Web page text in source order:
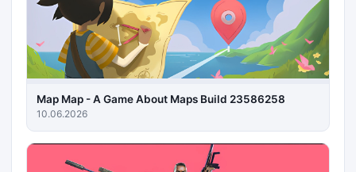
Map Map - A Game About Maps Build 23586258
10.06.2026